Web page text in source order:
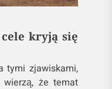
kryją się
tymi zjawiskami,
że temat